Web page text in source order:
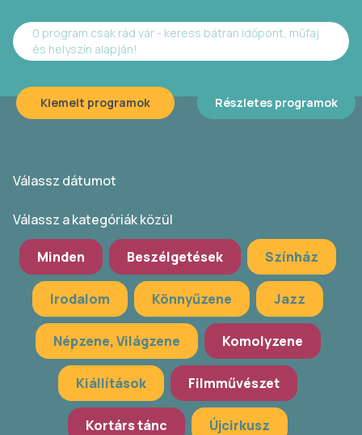
0 program csak rád vár - keress bátran időpont, műfaj
és helyszín alapján!
Kiemelt programok Részletes programok
Válassz dátumot
Válassz a kategóriák közül
Minden Beszélgetések Színház
Irodalom Könnyűzene Jazz
Népzene, Világzene Komolyzene
Kiállítások Filmművészet
Kortárs tánc Újcirkusz